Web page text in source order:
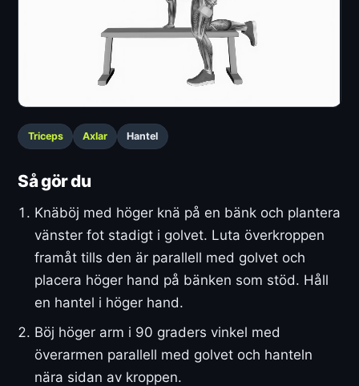
Triceps Axlar Hantel
Så gör du
Knäböj med höger knä på en bänk och plantera
vänster fot stadigt i golvet. Luta överkroppen
framåt tills den är parallell med golvet och
placera höger hand på bänken som stöd. Håll
en hantel i höger hand.
Böj höger arm i 90 graders vinkel med
överarmen parallell med golvet och hanteln
nära sidan av kroppen.